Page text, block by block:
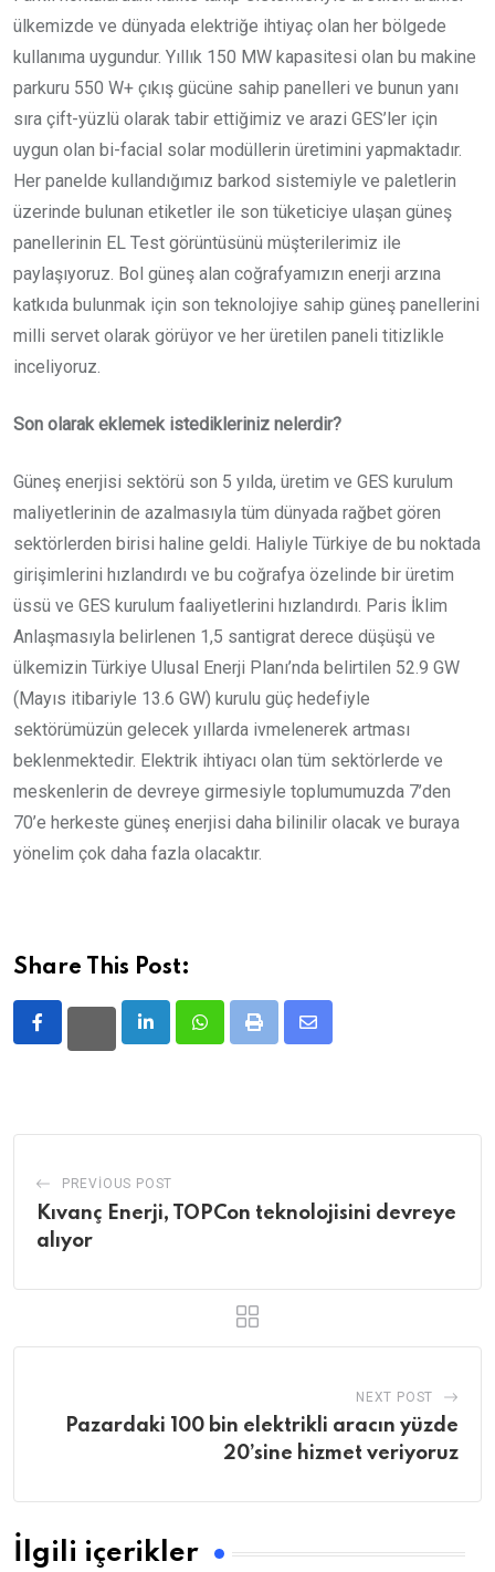
ülkemizde ve dünyada elektriğe ihtiyaç olan her bölgede
kullanıma uygundur. Yıllık 150 MW kapasitesi olan bu makine
parkuru 550 W+ çıkış gücüne sahip panelleri ve bunun yanı
sıra çift-yüzlü olarak tabir ettiğimiz ve arazi GES’ler için
uygun olan bi-facial solar modüllerin üretimini yapmaktadır.
Her panelde kullandığımız barkod sistemiyle ve paletlerin
üzerinde bulunan etiketler ile son tüketiciye ulaşan güneş
panellerinin EL Test görüntüsünü müşterilerimiz ile
paylaşıyoruz. Bol güneş alan coğrafyamızın enerji arzına
katkıda bulunmak için son teknolojiye sahip güneş panellerini
milli servet olarak görüyor ve her üretilen paneli titizlikle
inceliyoruz.
Son olarak eklemek istedikleriniz nelerdir?
Güneş enerjisi sektörü son 5 yılda, üretim ve GES kurulum
maliyetlerinin de azalmasıyla tüm dünyada rağbet gören
sektörlerden birisi haline geldi. Haliyle Türkiye de bu noktada
girişimlerini hızlandırdı ve bu coğrafya özelinde bir üretim
üssü ve GES kurulum faaliyetlerini hızlandırdı. Paris İklim
Anlaşmasıyla belirlenen 1,5 santigrat derece düşüşü ve
ülkemizin Türkiye Ulusal Enerji Planı’nda belirtilen 52.9 GW
(Mayıs itibariyle 13.6 GW) kurulu güç hedefiyle
sektörümüzün gelecek yıllarda ivmelenerek artması
beklenmektedir. Elektrik ihtiyacı olan tüm sektörlerde ve
meskenlerin de devreye girmesiyle toplumumuzda 7’den
70’e herkeste güneş enerjisi daha bilinilir olacak ve buraya
yönelim çok daha fazla olacaktır.
Share This Post:
LinkedInWhatsappPrint
Share
PREVIOUS POST
Kıvanç Enerji, TOPCon teknolojisini devreye
alıyor
NEXT POST
Pazardaki 100 bin elektrikli aracın yüzde
20’sine hizmet veriyoruz
İlgili içerikler